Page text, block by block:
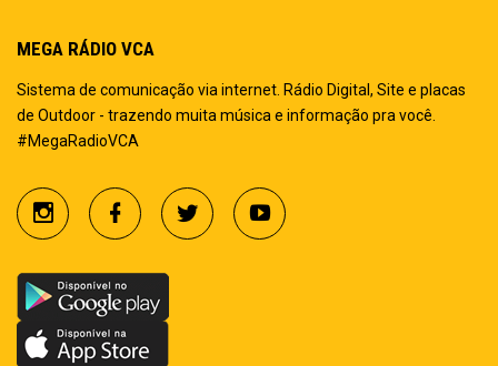
MEGA RÁDIO VCA
Sistema de comunicação via internet. Rádio Digital, Site e placas
de Outdoor - trazendo muita música e informação pra você.
#MegaRadioVCA